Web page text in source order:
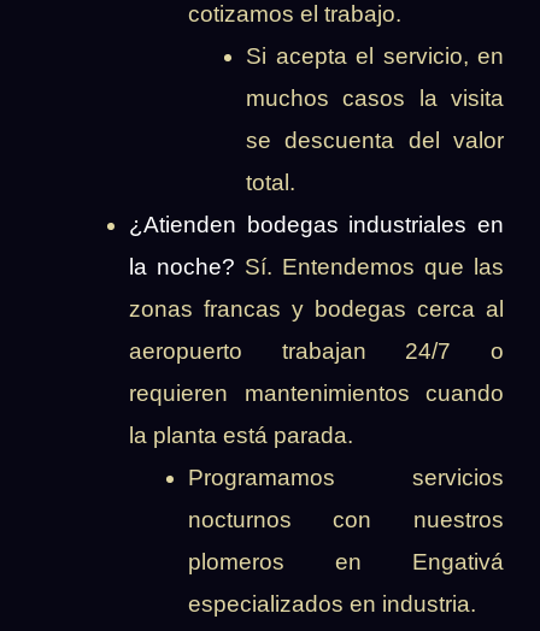
cotizamos el trabajo.
Si acepta el servicio, en
muchos casos la visita
se descuenta del valor
total.
¿Atienden bodegas industriales en
la noche? Sí. Entendemos que las
zonas francas y bodegas cerca al
aeropuerto trabajan 24/7 o
requieren mantenimientos cuando
la planta está parada.
Programamos servicios
nocturnos con nuestros
plomeros en Engativá
especializados en industria.